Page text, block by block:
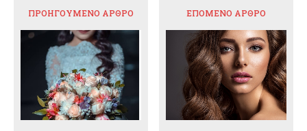
ΠΡΟΗΓΟΎΜΕΝΟ ΆΡΘΡΟ ΕΠΌΜΕΝΟ ΆΡΘΡΟ